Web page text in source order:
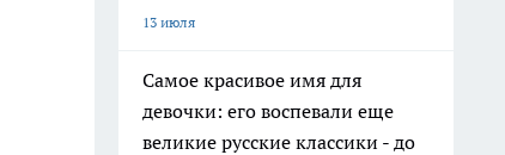
13 июля
Самое красивое имя для
девочки: его воспевали еще
великие русские классики - до